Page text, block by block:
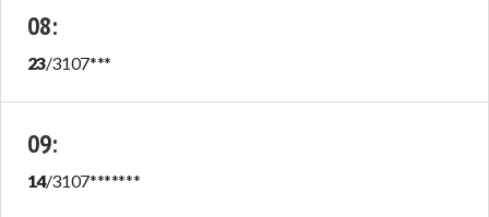
08:
23/3107***
09:
14/3107*******